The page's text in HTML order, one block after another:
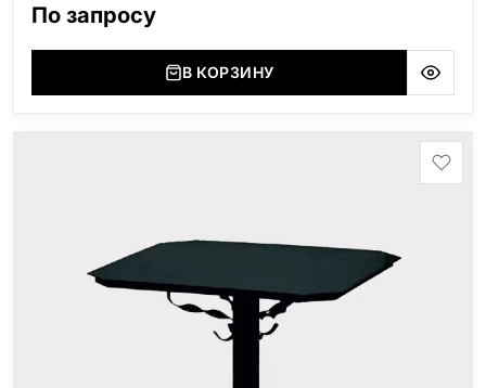
По запросу
В КОРЗИНУ